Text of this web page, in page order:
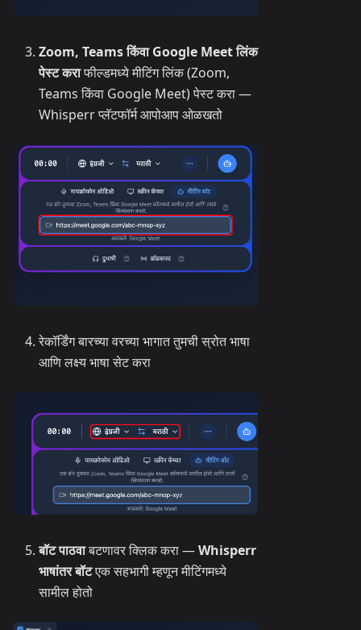
Zoom, Teams किंवा Google Meet लिंक
पेस्ट कराफील्डमध्ये मीटिंग लिंक (Zoom,
Teams किंवा Google Meet) पेस्ट करा —
Whisperr प्लॅटफॉर्म आपोआप ओळखतो
रेकॉर्डिंग बारच्या वरच्या भागात तुमची स्रोत भाषा
आणि लक्ष्य भाषा सेट करा
बॉट पाठवाबटणावर क्लिक करा —Whisperr
भाषांतर बॉटएक सहभागी म्हणून मीटिंगमध्ये
सामील होतो